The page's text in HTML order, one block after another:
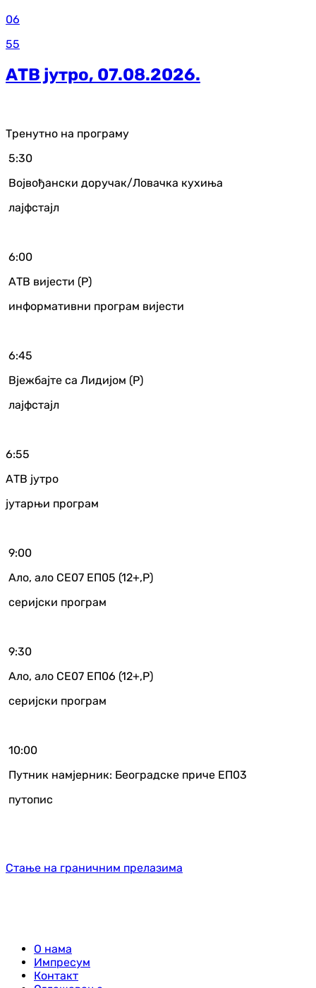
06
55
АТВ јутро, 07.08.2026.
Тренутно на програму
5:30
Војвођански доручак/Ловачка кухиња
лајфстајл
6:00
АТВ вијести (Р)
информативни програм вијести
6:45
Вјежбајте са Лидијом (Р)
лајфстајл
6:55
АТВ јутро
јутарњи програм
9:00
Ало, ало СЕ07 ЕП05 (12+,Р)
серијски програм
9:30
Ало, ало СЕ07 ЕП06 (12+,Р)
серијски програм
10:00
Путник намјерник: Београдске приче ЕП03
путопис
Стање на граничним прелазима
О нама
Импресум
Контакт